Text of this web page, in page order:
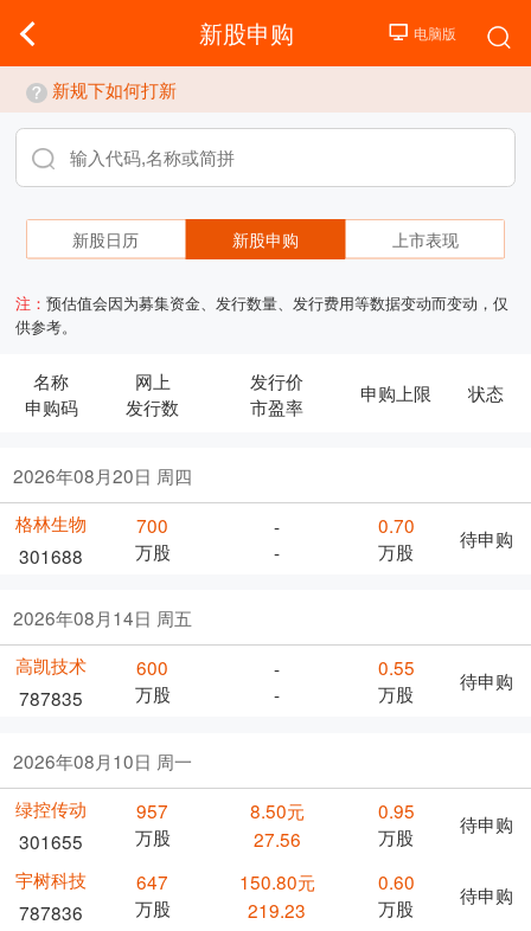
新股申购
新规下如何打新
新股日历 新股申购 上市表现
注：预估值会因为募集资金、发行数量、发行费用等数据变动而变动，仅
供参考。
名称
申购码
网上
发行数
发行价
市盈率
申购上限 状态
2026年08月20日 周四
格林生物
301688
700
万股
-
-
0.70
万股
待申购
2026年08月14日 周五
高凯技术
787835
600
万股
-
-
0.55
万股
待申购
2026年08月10日 周一
绿控传动
301655
957
万股
8.50元
27.56
0.95
万股
待申购
宇树科技
787836
647
万股
150.80元
219.23
0.60
万股
待申购